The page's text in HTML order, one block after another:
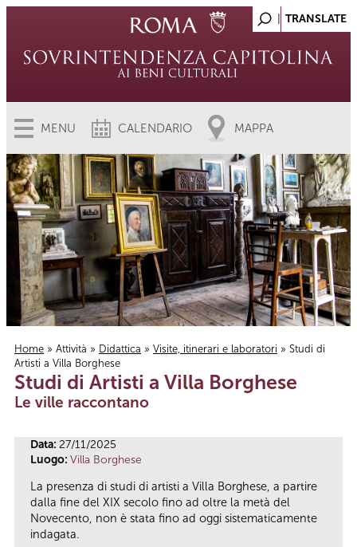
MENU CALENDARIO MAPPA
Tu sei qui
Home » Attività » Didattica » Visite, itinerari e laboratori » Studi di
Artisti a Villa Borghese
Studi di Artisti a Villa Borghese
Le ville raccontano
Data: 27/11/2025
Luogo: Villa Borghese
La presenza di studi di artisti a Villa Borghese, a partire
dalla fine del XIX secolo fino ad oltre la metà del
Novecento, non è stata fino ad oggi sistematicamente
indagata.